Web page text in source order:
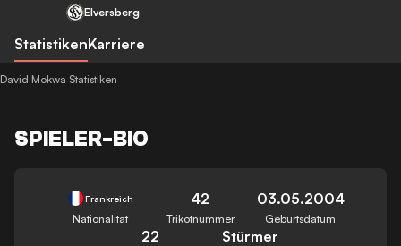
Elversberg
StatistikenKarriere
David Mokwa Statistiken
SPIELER-BIO
Frankreich
Nationalität
42
Trikotnummer
03.05.2004
Geburtsdatum
22 Stürmer